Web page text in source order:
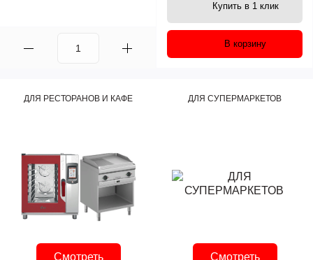
Купить в 1 клик
В корзину
ДЛЯ РЕСТОРАНОВ И КАФЕ
Смотреть
ДЛЯ СУПЕРМАРКЕТОВ
Смотреть